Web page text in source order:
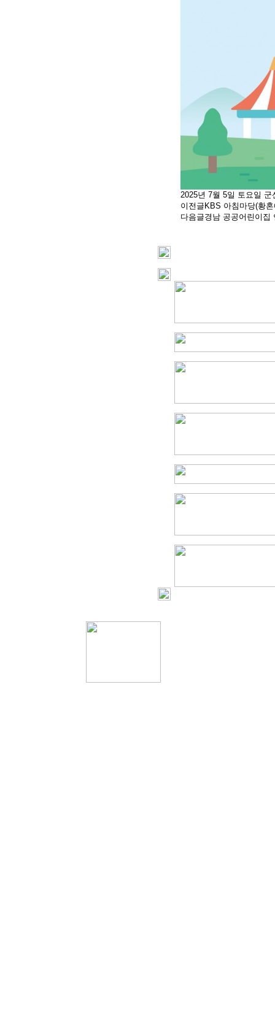
2025년 7월 5일 토요일
이전글 KBS 아침마당(황
다음글경남 공공어린이집